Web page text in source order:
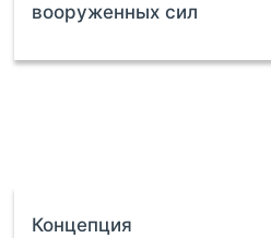
вооруженных сил
Концепция